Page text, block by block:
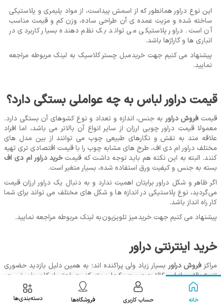
این نوع دراور همانطور که از اسمش پیداست، از مواد پلیمری و پلاستیکی
ساخته شده و مزیت عمده ‌ی آن طراحی ساده، وزن کم و قیمت مناسب
آن است. دراور پلاستیکی می ‌تواند یک نظم ‌دهنده بسیار کاربردی در
انباری ‌ها و گاراژها باشد.
پیشنهاد می کنیم جهت خرید مبل چستر کلاسیک به لینک مربوطه مراجعه
نمایید.
قیمت دراور لباس به چه عواملی بستگی دارد؟
قیمتفروش دراور به جنس، اندازه و تعداد و نوع کشوهای آن بستگی دارد.
معمولا قیمت دراور چوبی ارزان از سایر انواع آن بالاتر می ‌باشد، اما افراد
علاقه مند به نقش و نگارهای طبیعی چوب می ‌توانند از بین مدل های
مختلف دراور ام دی اف، طرح ‌های مشابه چوب را با قیمت اقتصادی تری تهیه
کنند. البته به این نکته هم باید توجه داشت که قیمت خرید دراور ام دی اف
بسته به جنس و کیفیت ورق استفاده شده، بسیار متغیر است.
اگر ظاهر و شکل دراور برایتان اهمیت ندارد و به دنبال یک دراور ارزان قیمت
می‌گردید، نوع پلاستیکی در اندازه ‌ها و شکل‌ های مختلف می‌ تواند برای شما
کار راه انداز باشد.
پیشنهاد می کنیم جهت خرید میز تلویزیونبه لینک مربوطه مراجعه نمایید.
خرید اینترنتی دراور
مراکزفروش دراور بسیار زیاد ولی پراکنده اند؛ به همین دلیل بازدید حضوری
تنوع بالایی از این کالا به صورت یکجا و متمرکز، به راحتی امکان پذیر نیست.
اما باید به این نکته توجه داشت که دراور یکی از وسایلی است که در صورت
اطمینان از کیفیت و مشخصات ظاهری، می‌ توان آن را با آسودگی کامل، به
خانه حساب کاربری فروشگاه‌ها دسته‌بندی‌ها